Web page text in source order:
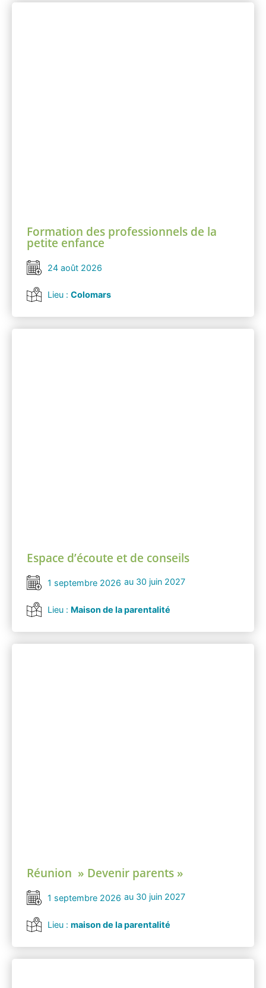
Formation des professionnels de la
petite enfance
24 août 2026
Lieu : Colomars
Espace d’écoute et de conseils
1 septembre 2026 au 30 juin 2027
Lieu : Maison de la parentalité
Réunion » Devenir parents »
1 septembre 2026 au 30 juin 2027
Lieu : maison de la parentalité